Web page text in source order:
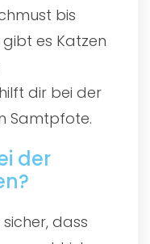
bis
es Katzen
dir bei der
Samtpfote.
der
sicher, dass